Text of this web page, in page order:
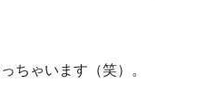
ちゃいます（笑）。